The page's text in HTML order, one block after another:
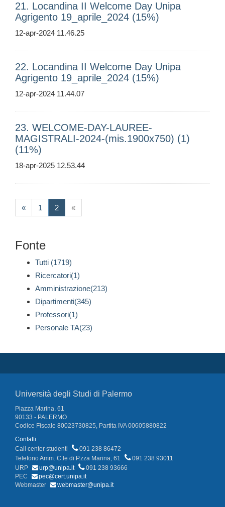
21. Locandina II Welcome Day Unipa
Agrigento 19_aprile_2024 (15%)
12-apr-2024 11.46.25
22. Locandina II Welcome Day Unipa
Agrigento 19_aprile_2024 (15%)
12-apr-2024 11.44.07
23. WELCOME-DAY-LAUREE-
MAGISTRALI-2024-(mis.1900x750) (1)
(11%)
18-apr-2025 12.53.44
« 1 2(current)
«
Fonte
Tutti (1719)
Ricercatori(1)
Amministrazione(213)
Dipartimenti(345)
Professori(1)
Personale TA(23)
Università degli Studi di Palermo
Piazza Marina, 61
90133 - PALERMO
Codice Fiscale 80023730825, Partita IVA 00605880822
Contatti
Call center studenti
091 238 86472
Telefono Amm. C.le di P.zza Marina, 61
091 238 93011
URP
urp@unipa.it
091 238 93666
PEC
pec@cert.unipa.it
Webmaster
webmaster@unipa.it